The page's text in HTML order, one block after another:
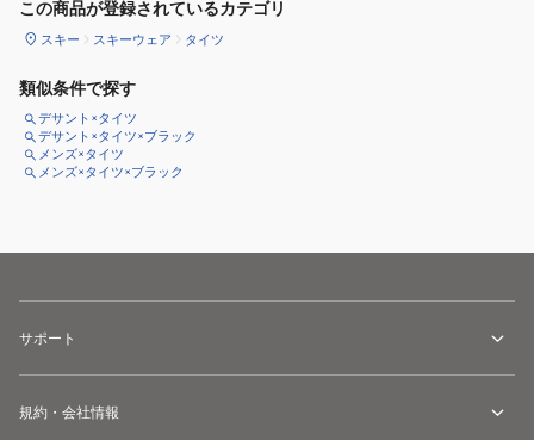
この商品が登録されているカテゴリ
スキー スキーウェア タイツ
類似条件で探す
デサント×タイツ
デサント×タイツ×ブラック
メンズ×タイツ
メンズ×タイツ×ブラック
サポート
規約・会社情報